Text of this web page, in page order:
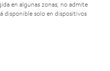
en algunas zonas; no admite
disponible solo en dispositivos